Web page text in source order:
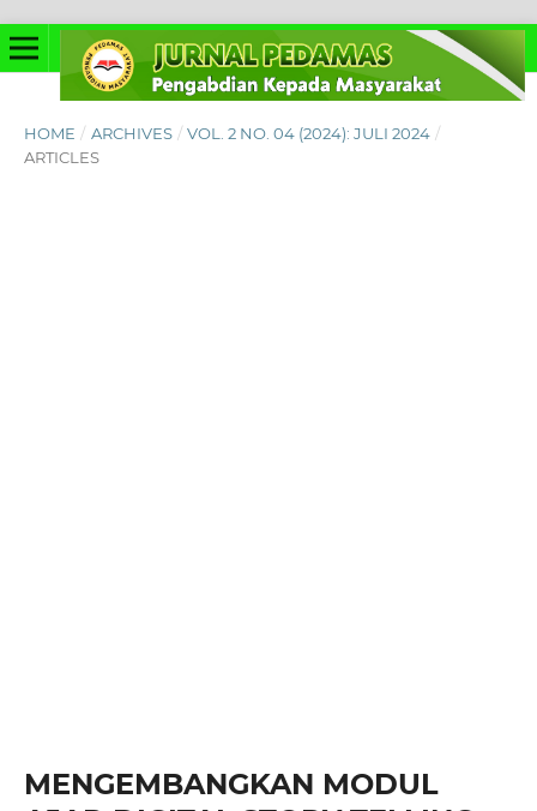
HOME / ARCHIVES / VOL. 2 NO. 04 (2024): JULI 2024 /
ARTICLES
MENGEMBANGKAN MODUL